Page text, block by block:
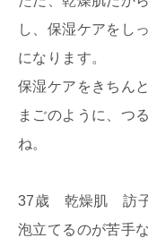
し、保湿ケアをし
になります。
保湿ケアをきちん
まごのように、つ
ね。
37歳 乾燥肌 訪
泡立てるのが苦手